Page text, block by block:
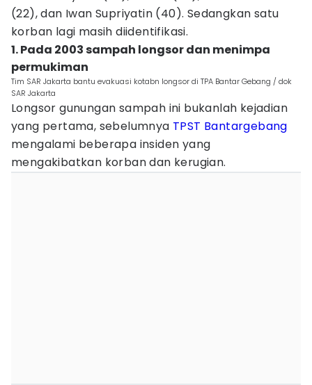
(22), dan Iwan Supriyatin (40). Sedangkan satu
korban lagi masih diidentifikasi.
1. Pada 2003 sampah longsor dan menimpa
permukiman
Tim SAR Jakarta bantu evakuasi kotabn longsor di TPA Bantar Gebang / dok
SAR Jakarta
Longsor gunungan sampah ini bukanlah kejadian
yang pertama, sebelumnya TPST Bantargebang
mengalami beberapa insiden yang
mengakibatkan korban dan kerugian.